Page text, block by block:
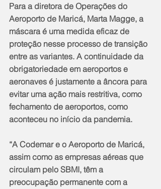
Para a diretora de Operações do
Aeroporto de Maricá, Marta Magge, a
máscara é uma medida eficaz de
proteção nesse processo de transição
entre as variantes. A continuidade da
obrigatoriedade em aeroportos e
aeronaves é justamente a âncora para
evitar uma ação mais restritiva, como
fechamento de aeroportos, como
aconteceu no início da pandemia.
“A Codemar e o Aeroporto de Maricá,
assim como as empresas aéreas que
circulam pelo SBMI, têm a
preocupação permanente com a